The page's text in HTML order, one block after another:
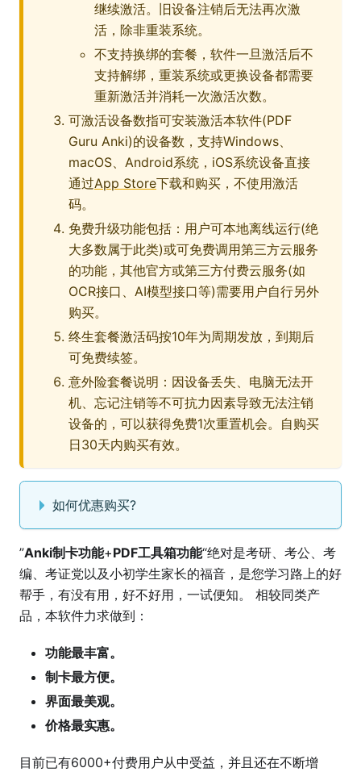
继续激活。旧设备注销后无法再次激
活，除非重装系统。
不支持换绑的套餐，软件一旦激活后不
支持解绑，重装系统或更换设备都需要
重新激活并消耗一次激活次数。
可激活设备数指可安装激活本软件(PDF
Guru Anki)的设备数，支持Windows、
macOS、Android系统，iOS系统设备直接
通过App Store下载和购买，不使用激活
码。
免费升级功能包括：用户可本地离线运行(绝
大多数属于此类)或可免费调用第三方云服务
的功能，其他官方或第三方付费云服务(如
OCR接口、AI模型接口等)需要用户自行另外
购买。
终生套餐激活码按10年为周期发放，到期后
可免费续签。
意外险套餐说明：因设备丢失、电脑无法开
机、忘记注销等不可抗力因素导致无法注销
设备的，可以获得免费1次重置机会。自购买
日30天内购买有效。
如何优惠购买?
”Anki制卡功能+PDF工具箱功能“绝对是考研、考公、考
编、考证党以及小初学生家长的福音，是您学习路上的好
帮手，有没有用，好不好用，一试便知。 相较同类产
品，本软件力求做到：
功能最丰富。
制卡最方便。
界面最美观。
价格最实惠。
目前已有6000+付费用户从中受益，并且还在不断增